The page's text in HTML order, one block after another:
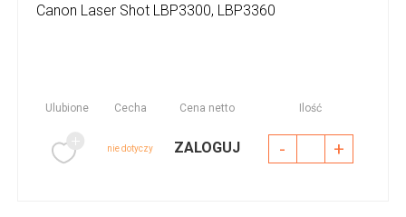
Canon Laser Shot LBP3300, LBP3360
Ulubione Cecha Cena netto Ilość
nie dotyczy ZALOGUJ - +